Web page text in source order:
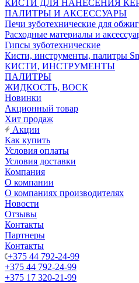
КИСТИ ДЛЯ НАНЕСЕНИЯ
ПАЛИТРЫ И АКСЕССУАРЫ
Печи зуботехнические для
Расходные материалы и
Гипсы зуботехнические
Кисти, инструменты, палитры
КИСТИ, ИНСТРУМЕНТЫ
ПАЛИТРЫ
ЖИДКОСТЬ, ВОСК
Новинки
Акционный товар
Хит продаж
Акции
Как купить
Условия оплаты
Условия доставки
Компания
О компании
О компаниях производителях
Новости
Отзывы
Контакты
Партнеры
Контакты
+375 44 792-24-99
+375 44 792-24-99
+375 17 320-21-99